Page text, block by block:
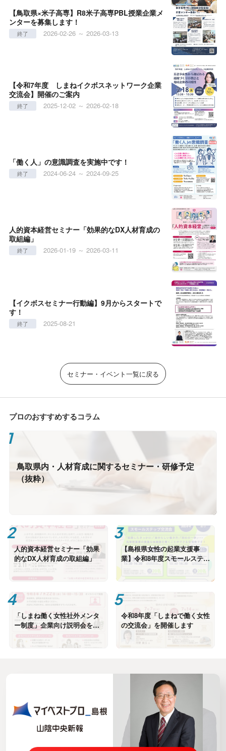
【鳥取県×米子高専】R8米子高専PBL授業企業メ
ンターを募集します！
終了 2026-02-26 ～ 2026-03-13
【令和7年度 しまねイクボスネットワーク企業
交流会】開催のご案内
終了 2025-12-02 ～ 2026-02-18
「働く人」の意識調査を実施中です！
終了 2024-06-24 ～ 2024-09-25
人的資本経営セミナー「効果的なDX人材育成の
取組編」
終了 2026-01-19 ～ 2026-03-11
【イクボスセミナー行動編】9月からスタートで
す！
終了 2025-08-21
セミナー・イベント一覧に戻る
プロのおすすめするコラム
鳥取県内・人材育成に関するセミナー・研修予定
（抜粋）
人的資本経営セミナー「効果
的なDX人材育成の取組編」
【島根県女性の起業支援事
業】令和8年度スモールステッ
プ交流会のご案内
「しまね働く女性社外メンタ
ー制度」企業向け説明会を開
催します（7/22オンライン）
令和8年度「しまねで働く女性
の交流会」を開催します